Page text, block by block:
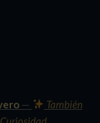
—
También